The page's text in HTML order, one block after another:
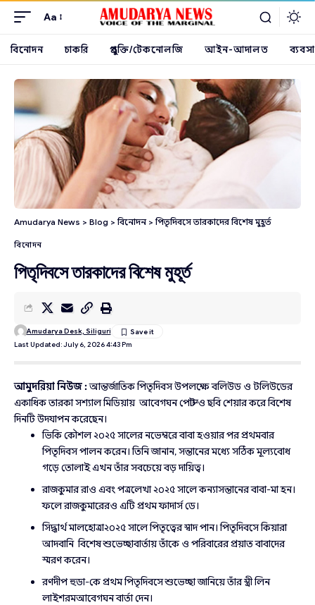
Aa
বিনোদন চাকরি প্রযুক্তি/টেকনোলজি আইন-আদালত ব্যবসা
Amudarya News > Blog >বিনোদন>পিতৃদিবসে তারকাদের বিশেষ মুহূর্ত
বিনোদন
পিতৃদিবসে তারকাদের বিশেষ মুহূর্ত
Last Updated: July 6, 2026 4:43 Pm
Amudarya Desk, Siliguri
আমুদরিয়া নিউজ :আন্তর্জাতিক পিতৃদিবস উপলক্ষে বলিউড ও টলিউডের
একাধিক তারকা সশ্যাল মিডিয়ায় আবেগঘন পোস্ট ও ছবি শেয়ার করে বিশেষ
দিনটি উদযাপন করেছেন।
ভিকি কৌশল ২০২৫ সালের নভেম্বরে বাবা হওয়ার পর প্রথমবার
পিতৃদিবস পালন করেন। তিনি জানান, সন্তানের মধ্যে সঠিক মূল্যবোধ
গড়ে তোলাই এখন তাঁর সবচেয়ে বড় দায়িত্ব।
রাজকুমার রাও এবং পত্রলেখা ২০২৫ সালে কন্যাসন্তানের বাবা-মা হন।
ফলে রাজকুমারেরও এটি প্রথম ফাদার্স ডে।
সিদ্ধার্থ মালহোত্রা২০২৫ সালে পিতৃত্বের স্বাদ পান। পিতৃদিবসে কিয়ারা
আদবানি বিশেষ শুভেচ্ছাবার্তায় তাঁকে ও পরিবারের প্রয়াত বাবাদের
স্মরণ করেন।
রণদীপ হুডা-কে প্রথম পিতৃদিবসে শুভেচ্ছা জানিয়ে তাঁর স্ত্রী লিন
লাইশরমআবেগঘন বার্তা দেন।